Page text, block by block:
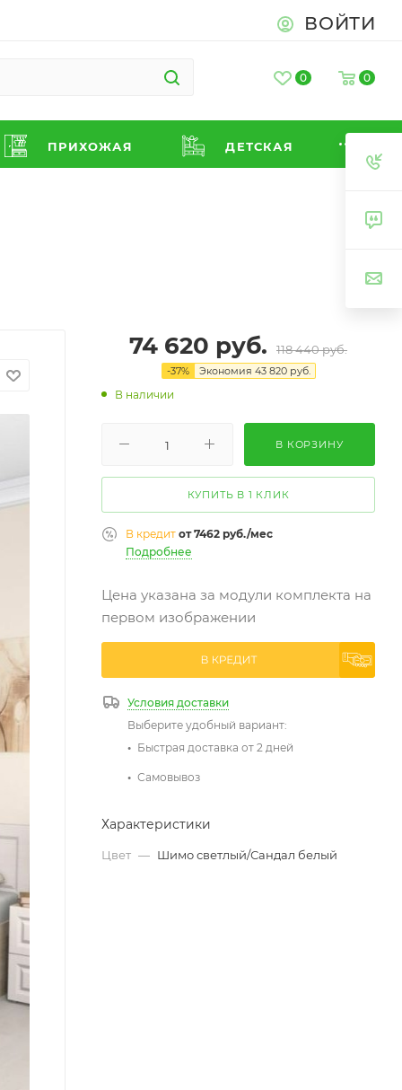
ВОЙТИ
0 0
ПРИХОЖАЯ ДЕТСКАЯ
74 620 руб. 118 440руб.
-37% Экономия 43 820руб.
В наличии
В КОРЗИНУ
КУПИТЬ В 1 КЛИК
В кредит от 7462 руб./мес
Подробнее
Цена указана за модули комплекта на
первом изображении
Условия доставки
Выберите удобный вариант:
Быстрая доставка от 2 дней
Самовывоз
Характеристики
Цвет — Шимо светлый/Сандал белый